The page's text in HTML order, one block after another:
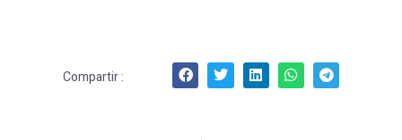
Compartir :